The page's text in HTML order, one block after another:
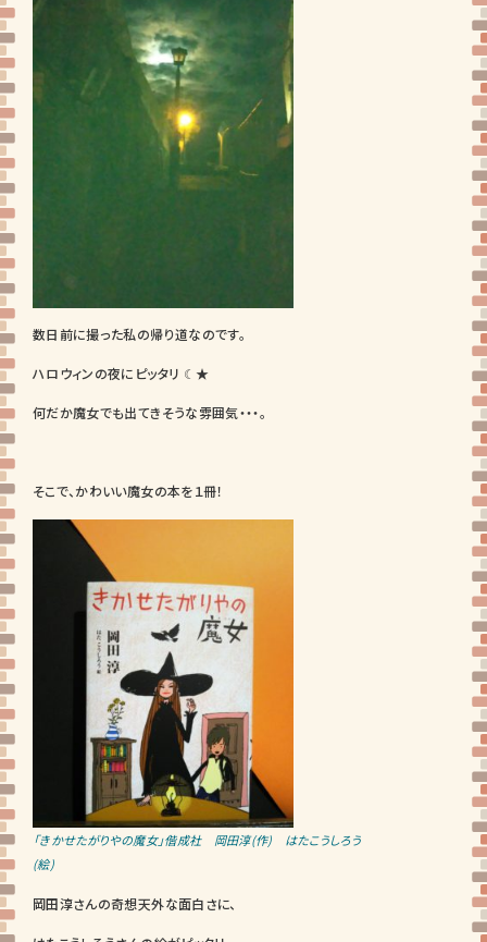
数日前に撮った私の帰り道なのです。
ハロウィンの夜にピッタリ ☾★
何だか魔女でも出てきそうな雰囲気・・・。
そこで、かわいい魔女の本を１冊！
「きかせたがりやの魔女」偕成社 岡田淳(作) はたこうしろう
(絵)
岡田淳さんの奇想天外な面白さに、